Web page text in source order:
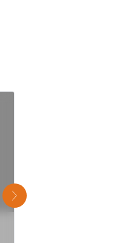
次のスライド